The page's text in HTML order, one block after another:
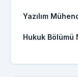
Yazılım
Hukuk Bölümü